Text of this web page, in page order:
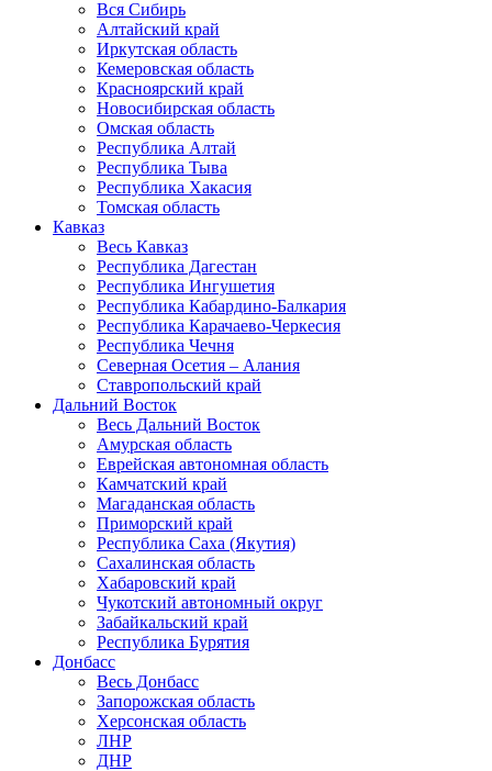
Вся Сибирь
Алтайский край
Иркутская область
Кемеровская область
Красноярский край
Новосибирская область
Омская область
Республика Алтай
Республика Тыва
Республика Хакасия
Томская область
Кавказ
Весь Кавказ
Республика Дагестан
Республика Ингушетия
Республика Кабардино-Балкария
Республика Карачаево-Черкесия
Республика Чечня
Северная Осетия – Алания
Ставропольский край
Дальний Восток
Весь Дальний Восток
Амурская область
Еврейская автономная область
Камчатский край
Магаданская область
Приморский край
Республика Саха (Якутия)
Сахалинская область
Хабаровский край
Чукотский автономный округ
Забайкальский край
Республика Бурятия
Донбасс
Весь Донбасс
Запорожская область
Херсонская область
ЛНР
ДНР